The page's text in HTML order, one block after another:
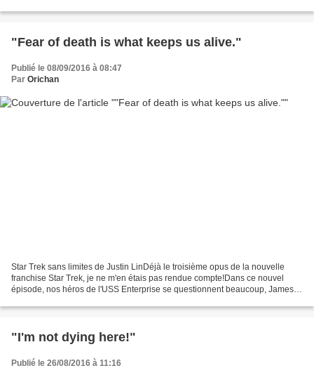
"Fear of death is what keeps us alive."
Publié le 08/09/2016 à 08:47
Par Orichan
Star Trek sans limites de Justin LinDéjà le troisième opus de la nouvelle
franchise Star Trek, je ne m'en étais pas rendue compte!Dans ce nouvel
épisode, nos héros de l'USS Enterprise se questionnent beaucoup, James
"I'm not dying here!"
Publié le 26/08/2016 à 11:16